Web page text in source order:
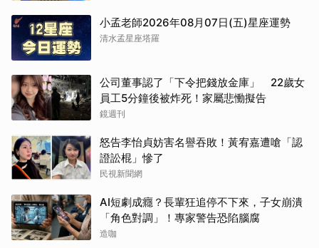
小孟老師2026年08月07日(五)星座運勢
清水孟星座塔羅
公司董事認了「下令把錢放金庫」 22歲女
員工5分鐘後被炸死！家屬悲慟擬告
鏡週刊
怒告李怡貞妨害名譽吞敗！黃宥嘉遭嗆「認
證訟棍」慘了
民視新聞網
AI短劇成癮？長輩狂追停不下來，子女崩潰
「角色對調」！專家警告恐陷腦腐
造咖